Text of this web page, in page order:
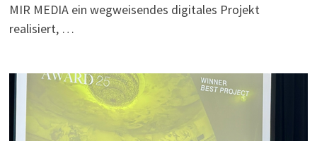
MIR MEDIA ein wegweisendes digitales Projekt
realisiert, …